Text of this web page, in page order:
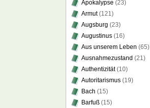
Apokalypse (23)
Armut(121)
Augsburg (23)
Augustinus (16)
Aus unserem Leben (65)
Ausnahmezustand (21)
Authentizität(10)
Autoritarismus (19)
Bach (15)
Barfuß (15)